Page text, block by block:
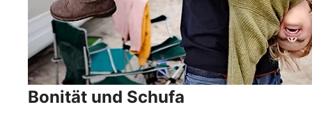
Bonität und Schufa